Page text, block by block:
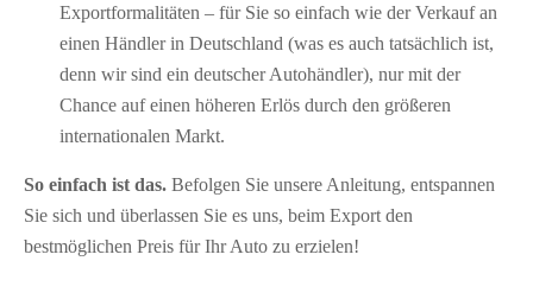
Exportformalitäten – für Sie so einfach wie der Verkauf an
einen Händler in Deutschland (was es auch tatsächlich ist,
denn wir sind ein deutscher Autohändler), nur mit der
Chance auf einen höheren Erlös durch den größeren
internationalen Markt.
So einfach ist das. Befolgen Sie unsere Anleitung, entspannen
Sie sich und überlassen Sie es uns, beim Export den
bestmöglichen Preis für Ihr Auto zu erzielen!